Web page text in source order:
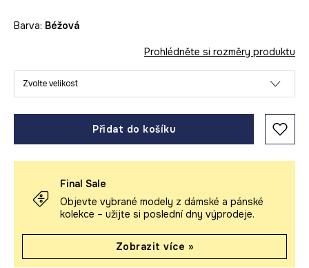
Barva: béžová
Prohlédněte si rozměry produktu
Zvolte velikost
Přidat do košíku
Final Sale
Objevte vybrané modely z dámské a pánské
kolekce – užijte si poslední dny výprodeje.
Zobrazit více »